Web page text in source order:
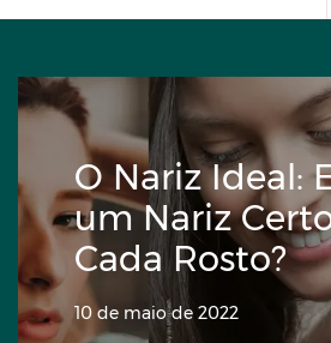
O Nariz Ideal:
um Nariz
Cada Rosto?
10 de maio de 2022